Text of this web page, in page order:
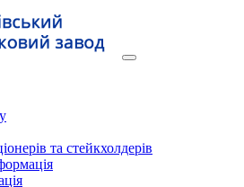
та стейкхолдерів